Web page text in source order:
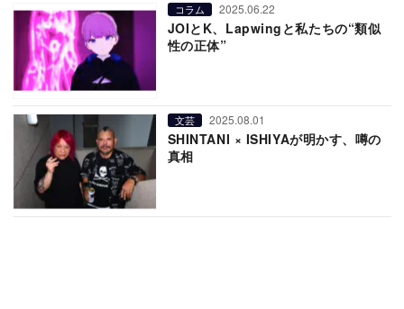
コラム 2025.06.22
JOIとK、Lapwingと私たちの“類似
性の正体”
文芸 2025.08.01
SHINTANI × ISHIYAが明かす、噂の
真相